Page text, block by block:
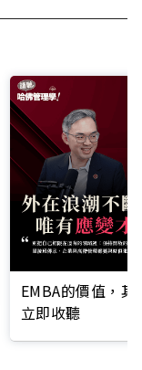
EMBA的價值，
立即收聽